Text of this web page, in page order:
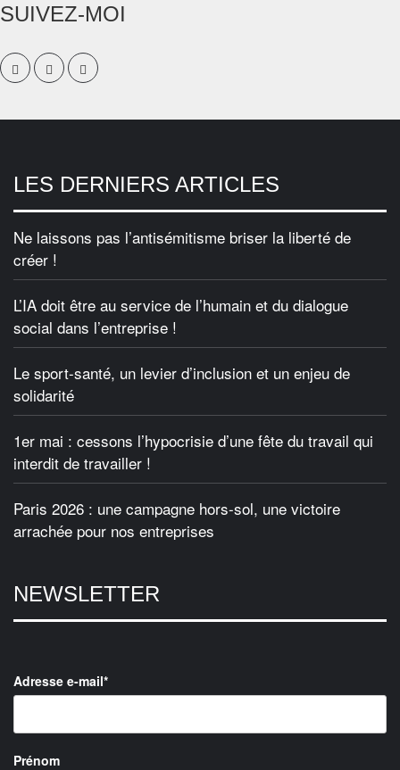
SUIVEZ-MOI
LES DERNIERS ARTICLES
Ne laissons pas l’antisémitisme briser la liberté de
créer !
L’IA doit être au service de l’humain et du dialogue
social dans l’entreprise !
Le sport-santé, un levier d’inclusion et un enjeu de
solidarité
1er mai : cessons l’hypocrisie d’une fête du travail qui
interdit de travailler !
Paris 2026 : une campagne hors-sol, une victoire
arrachée pour nos entreprises
NEWSLETTER
Adresse e-mail*
Prénom